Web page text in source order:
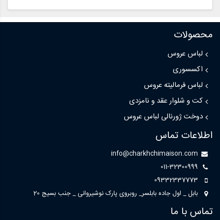
محصولات
لباس عروس
اکسسوری
لباس فرمالیته عروس
کت و شلوار عقد و نامزدی
دوخت ژورنالی لباس عروس
اطلاعات تماس
info@charkhchimaison.com
011-32300999
09332337773
بابل _ اول جاده بابلسر_ روبروی پارک نوشیروانی _ جنب بسیج 20
تماس با ما